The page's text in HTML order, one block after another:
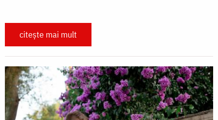
citește mai mult